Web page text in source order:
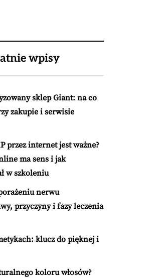
wpisy
sklep Giant: na co
zakupie i serwisie
przez internet jest ważne?
ma sens i jak
w szkoleniu
nerwu
przyczyny i fazy leczenia
klucz do pięknej i
koloru włosów?